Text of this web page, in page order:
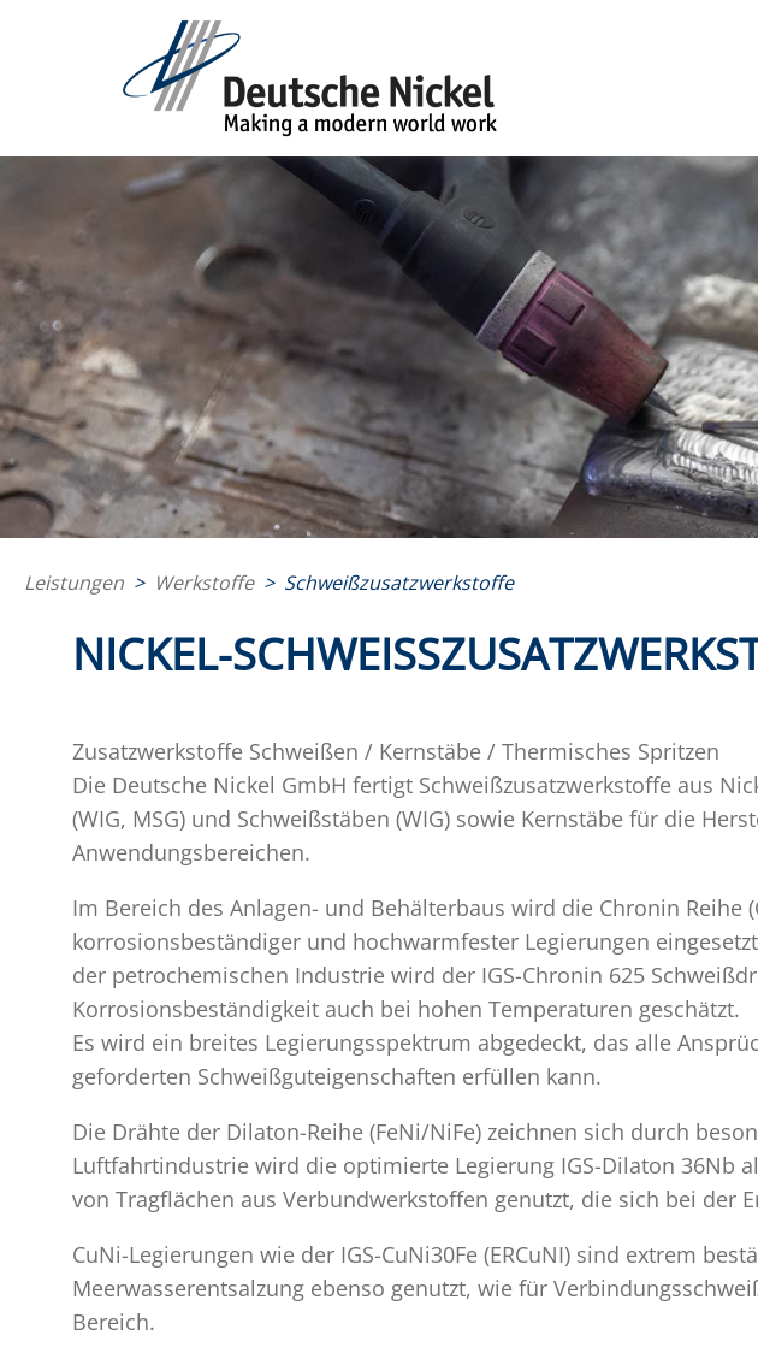
Leistungen > Werkstoffe> Schweißzusatzwerkstoffe
NICKEL-
Zusatzwerkstoffe Schweißen / Kernstäbe / Thermisches Spritzen
Die Deutsche Nickel GmbH fertigt Schweißzusatzwerkstoffe aus
(WIG, MSG) und Schweißstäben (WIG) sowie Kernstäbe für die
Anwendungsbereichen.
Im Bereich des Anlagen- und Behälterbaus wird die Chronin
korrosionsbeständiger und hochwarmfester Legierungen
der petrochemischen Industrie wird der IGS-Chronin 625
Korrosionsbeständigkeit auch bei hohen Temperaturen geschätzt.
Es wird ein breites Legierungsspektrum abgedeckt, das alle
geforderten Schweißguteigenschaften erfüllen kann.
Die Drähte der Dilaton-Reihe (FeNi/NiFe) zeichnen sich durch
Luftfahrtindustrie wird die optimierte Legierung IGS-Dilaton 36Nb
von Tragflächen aus Verbundwerkstoffen genutzt, die sich bei der
CuNi-Legierungen wie der IGS-CuNi30Fe (ERCuNI) sind extrem
Meerwasserentsalzung ebenso genutzt, wie für
Bereich.